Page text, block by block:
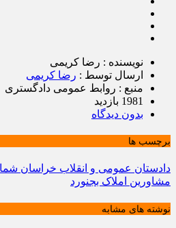
نویسنده : رضا کریمی
ارسال توسط : رضا کریمی
منبع : روابط عمومی دادگستری
1981 بازدید
بدون دیدگاه
برچسب ها
دادستان عمومی و انقلاب خراسان
مشاورین املاک بجنورد
نوشته های مشابه